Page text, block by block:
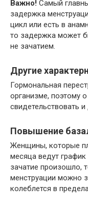
Важно! Самый
задержка
цикл или есть в
то задержка может
не зачатием.
Другие
Гормональная
организме, поэтому
свидетельствовать
Повышение
Женщины, которые
месяца ведут
зачатие произошло,
менструации можно
колеблется в